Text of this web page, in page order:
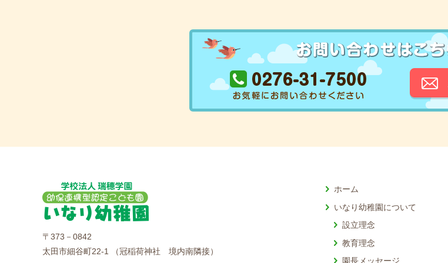
ホーム
いなり幼稚園について
設立理念
教育理念
園長メッセージ
〒373－0842
太田市細谷町22-1 （冠稲荷神社 境内南隣接）